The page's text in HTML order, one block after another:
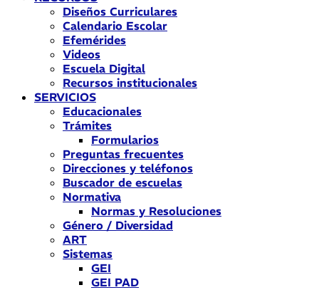
Diseños Curriculares
Calendario Escolar
Efemérides
Videos
Escuela Digital
Recursos institucionales
SERVICIOS
Educacionales
Trámites
Formularios
Preguntas frecuentes
Direcciones y teléfonos
Buscador de escuelas
Normativa
Normas y Resoluciones
Género / Diversidad
ART
Sistemas
GEI
GEI PAD